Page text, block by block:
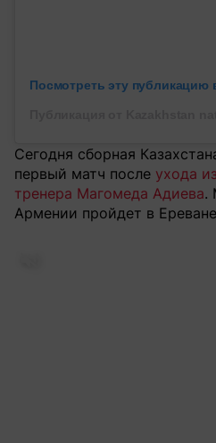
Посмотреть эту публикацию
Сегодня сборная
первый матч после ухода
тренера Магомеда Адиева.
Армении пройдет в